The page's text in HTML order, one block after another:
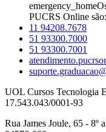
emergency_home
PUCRS Online são:
11 94208.7678
51 93300.7000
51 93300.7001
UOL Cursos Tecnologia
17.543.043/0001-93
Rua James Joule, 65 - 8º